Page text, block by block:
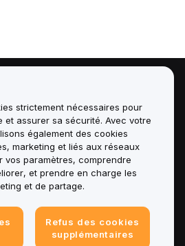
strictement nécessaires pour
assurer sa sécurité. Avec votre
également des cookies
marketing et liés aux réseaux
vos paramètres, comprendre
et prendre en charge les
et de partage.
Refus des cookies
supplémentaires